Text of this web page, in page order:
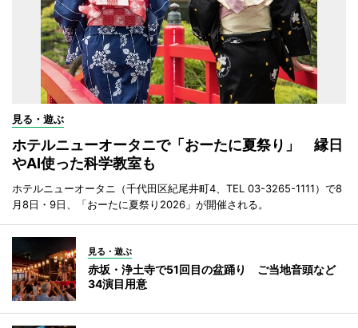
見る・遊ぶ
ホテルニューオータニで「おーたに夏祭り」 縁日
やAI使った科学教室も
ホテルニューオータニ（千代田区紀尾井町4、TEL 03-3265-1111）で8
月8日・9日、「おーたに夏祭り2026」が開催される。
見る・遊ぶ
赤坂・浄土寺で51回目の盆踊り ご当地音頭など
34演目用意